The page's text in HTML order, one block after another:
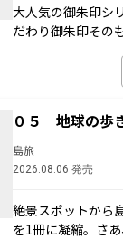
大人気の御朱印シ
だわり御朱印その
０５ 地球の
島旅
2026.08.06 発売
絶景スポットから
を1冊に凝縮。さあ